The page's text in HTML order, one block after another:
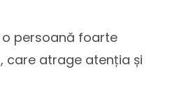
persoană foarte
care atrage atenția și